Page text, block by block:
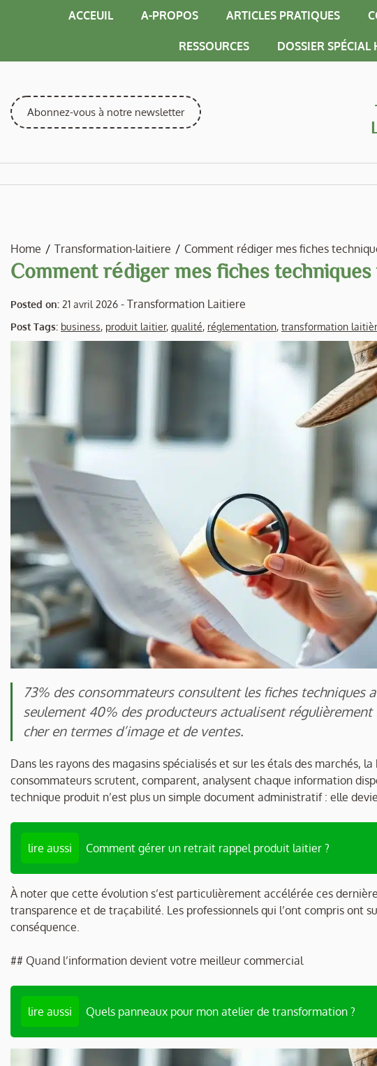
ACCEUIL A-PROPOS ARTICLES PRATIQUES
RESSOURCES DOSSIER SPÉCIAL
Abonnez-vous à notre newsletter
Home Transformation-laitiere Comment rédiger mes fiches
Comment rédiger mes fiches
Posted on: 21 avril 2026 - Transformation Laitiere
Post Tags: business, produit laitier, qualité, réglementation, transformation
73% des consommateurs consultent les fiches techniques
seulement 40% des producteurs actualisent
cher en termes d’image et de ventes.
Dans les rayons des magasins spécialisés et sur les étals des marchés,
consommateurs scrutent, comparent, analysent chaque information
technique produit n’est plus un simple document administratif : elle
lire aussi Comment gérer un retrait rappel produit laitier ?
À noter que cette évolution s’est particulièrement accélérée ces
transparence et de traçabilité. Les professionnels qui l’ont compris ont
conséquence.
## Quand l’information devient votre meilleur commercial
lire aussi Quels panneaux pour mon atelier de transformation ?